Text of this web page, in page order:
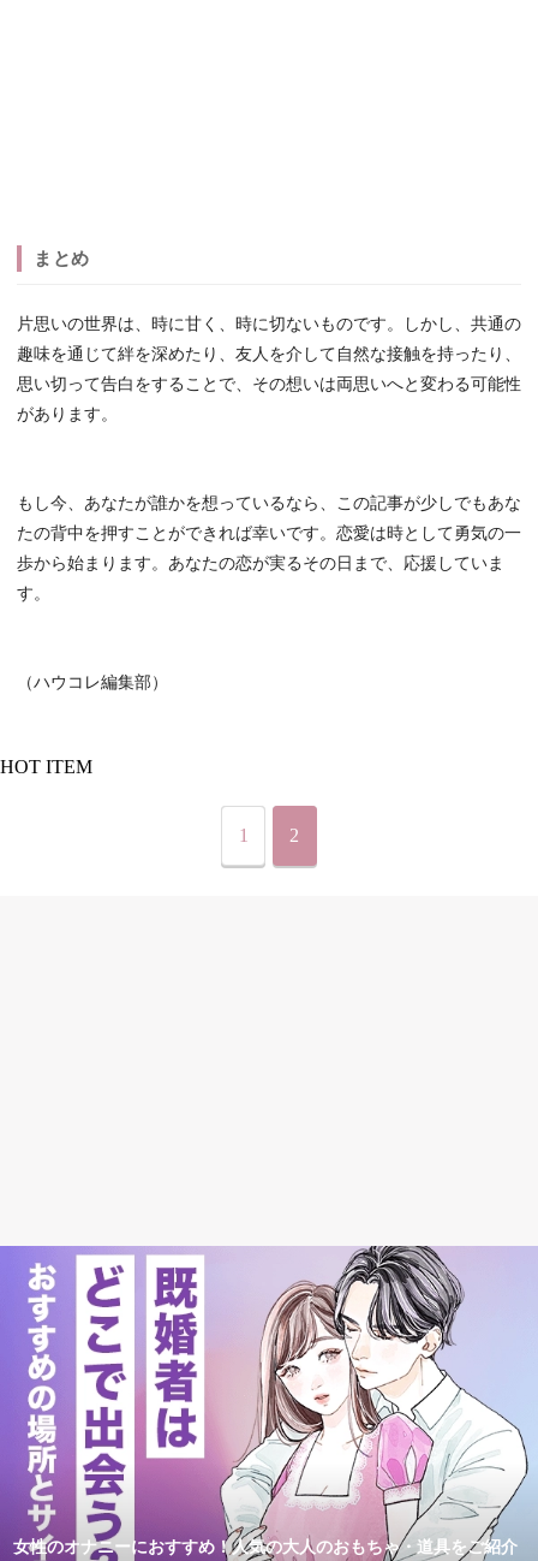
まとめ
片思いの世界は、時に甘く、時に切ないものです。しかし、共通の
趣味を通じて絆を深めたり、友人を介して自然な接触を持ったり、
思い切って告白をすることで、その想いは両思いへと変わる可能性
があります。
もし今、あなたが誰かを想っているなら、この記事が少しでもあな
たの背中を押すことができれば幸いです。恋愛は時として勇気の一
歩から始まります。あなたの恋が実るその日まで、応援していま
す。
（ハウコレ編集部）
HOT ITEM
1 2
女性のオナニーにおすすめ！人気の大人のおもちゃ・道具をご紹介